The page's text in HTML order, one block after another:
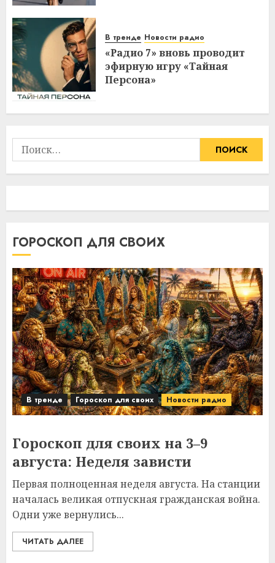
В тренде Новости радио
«Радио 7» вновь проводит
эфирную игру «Тайная
Персона»
Найти:
ГОРОСКОП ДЛЯ СВОИХ
В тренде Гороскоп для своих Новости радио
Гороскоп для своих на 3–9
августа: Неделя зависти
Первая полноценная неделя августа. На станции
началась великая отпускная гражданская война.
Одни уже вернулись...
ЧИТАТЬ ДАЛЕЕ